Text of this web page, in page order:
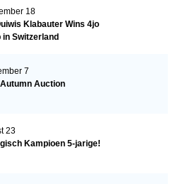
18
Klabauter Wins 4jo
in Switzerland
7
Auction
23
Kampioen 5-jarige!